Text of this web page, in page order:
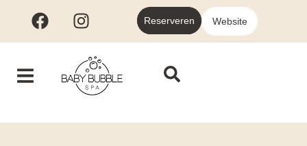
Reserveren Website